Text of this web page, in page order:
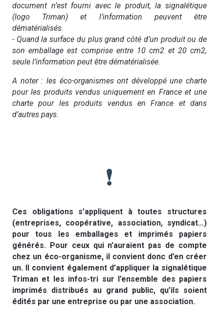
document n’est fourni avec le produit, la signalétique
(logo Triman) et l’information peuvent être
dématérialisés.
- Quand la surface du plus grand côté d’un produit ou de
son emballage est comprise entre 10 cm2 et 20 cm2,
seule l’information peut être dématérialisée.
A noter : les éco-organismes ont développé une charte
pour les produits vendus uniquement en France et une
charte pour les produits vendus en France et dans
d’autres pays.
❗
Ces obligations s’appliquent à toutes structures
(entreprises, coopérative, association, syndicat…)
pour tous les emballages et imprimés papiers
générés. Pour ceux qui n’auraient pas de compte
chez un éco-organisme, il convient donc d’en créer
un. Il convient également d’appliquer la signalétique
Triman et les infos-tri sur l’ensemble des papiers
imprimés distribués au grand public, qu’ils soient
édités par une entreprise ou par une association.